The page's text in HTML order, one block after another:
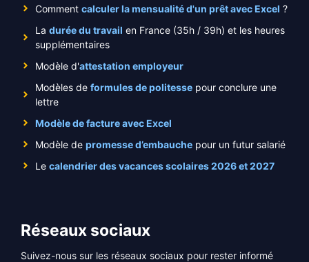
Comment calculer la mensualité d'un prêt avec Excel ?
La durée du travail en France (35h / 39h) et les heures
supplémentaires
Modèle d'attestation employeur
Modèles de formules de politesse pour conclure une
lettre
Modèle de facture avec Excel
Modèle de promesse d’embauche pour un futur salarié
Le calendrier des vacances scolaires 2026 et 2027
Réseaux sociaux
Suivez-nous sur les réseaux sociaux pour rester informé